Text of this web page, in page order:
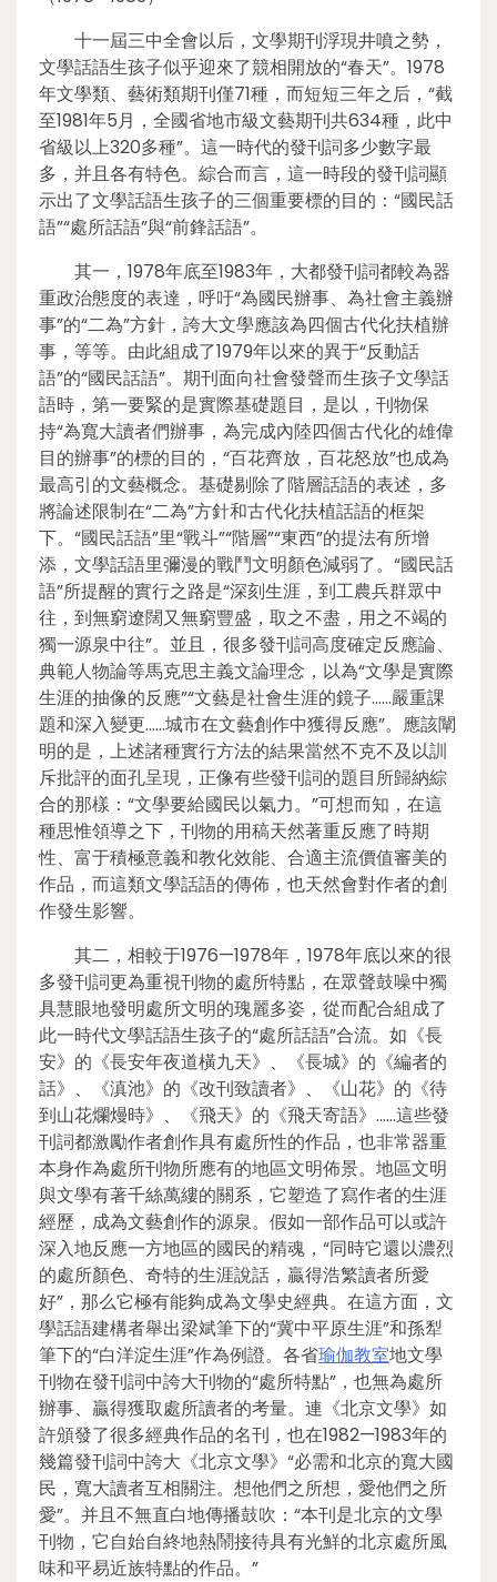
十一屆三中全會以后，文學期刊浮現井噴之勢，
文學話語生孩子似乎迎來了競相開放的“春天”。1978
年文學類、藝術類期刊僅71種，而短短三年之后，“截
至1981年5月，全國省地市級文藝期刊共634種，此中
省級以上320多種”。這一時代的發刊詞多少數字最
多，并且各有特色。綜合而言，這一時段的發刊詞顯
示出了文學話語生孩子的三個重要標的目的：“國民話
語”“處所話語”與“前鋒話語”。
其一，1978年底至1983年，大都發刊詞都較為器
重政治態度的表達，呼吁“為國民辦事、為社會主義辦
事”的“二為”方針，誇大文學應該為四個古代化扶植辦
事，等等。由此組成了1979年以來的異于“反動話
語”的“國民話語”。期刊面向社會發聲而生孩子文學話
語時，第一要緊的是實際基礎題目，是以，刊物保
持“為寬大讀者們辦事，為完成內陸四個古代化的雄偉
目的辦事”的標的目的，“百花齊放，百花怒放”也成為
最高引的文藝概念。基礎剔除了階層話語的表述，多
將論述限制在“二為”方針和古代化扶植話語的框架
下。“國民話語”里“戰斗”“階層”“東西”的提法有所增
添，文學話語里彌漫的戰鬥文明顏色減弱了。“國民話
語”所提醒的實行之路是“深刻生涯，到工農兵群眾中
往，到無窮遼闊又無窮豐盛，取之不盡，用之不竭的
獨一源泉中往”。並且，很多發刊詞高度確定反應論、
典範人物論等馬克思主義文論理念，以為“文學是實際
生涯的抽像的反應”“文藝是社會生涯的鏡子……嚴重課
題和深入變更……城市在文藝創作中獲得反應”。應該闡
明的是，上述諸種實行方法的結果當然不克不及以訓
斥批評的面孔呈現，正像有些發刊詞的題目所歸納綜
合的那樣：“文學要給國民以氣力。”可想而知，在這
種思惟領導之下，刊物的用稿天然著重反應了時期
性、富于積極意義和教化效能、合適主流價值審美的
作品，而這類文學話語的傳佈，也天然會對作者的創
作發生影響。
其二，相較于1976—1978年，1978年底以來的很
多發刊詞更為重視刊物的處所特點，在眾聲鼓噪中獨
具慧眼地發明處所文明的瑰麗多姿，從而配合組成了
此一時代文學話語生孩子的“處所話語”合流。如《長
安》的《長安年夜道橫九天》、《長城》的《編者的
話》、《滇池》的《改刊致讀者》、《山花》的《待
到山花爛熳時》、《飛天》的《飛天寄語》……這些發
刊詞都激勵作者創作具有處所性的作品，也非常器重
本身作為處所刊物所應有的地區文明佈景。地區文明
與文學有著千絲萬縷的關系，它塑造了寫作者的生涯
經歷，成為文藝創作的源泉。假如一部作品可以或許
深入地反應一方地區的國民的精魂，“同時它還以濃烈
的處所顏色、奇特的生涯說話，贏得浩繁讀者所愛
好”，那么它極有能夠成為文學史經典。在這方面，文
學話語建構者舉出梁斌筆下的“冀中平原生涯”和孫犁
筆下的“白洋淀生涯”作為例證。各省瑜伽教室地文學
刊物在發刊詞中誇大刊物的“處所特點”，也無為處所
辦事、贏得獲取處所讀者的考量。連《北京文學》如
許頒發了很多經典作品的名刊，也在1982—1983年的
幾篇發刊詞中誇大《北京文學》“必需和北京的寬大國
民，寬大讀者互相關注。想他們之所想，愛他們之所
愛”。并且不無直白地傳播鼓吹：“本刊是北京的文學
刊物，它自始自終地熱鬧接待具有光鮮的北京處所風
味和平易近族特點的作品。”